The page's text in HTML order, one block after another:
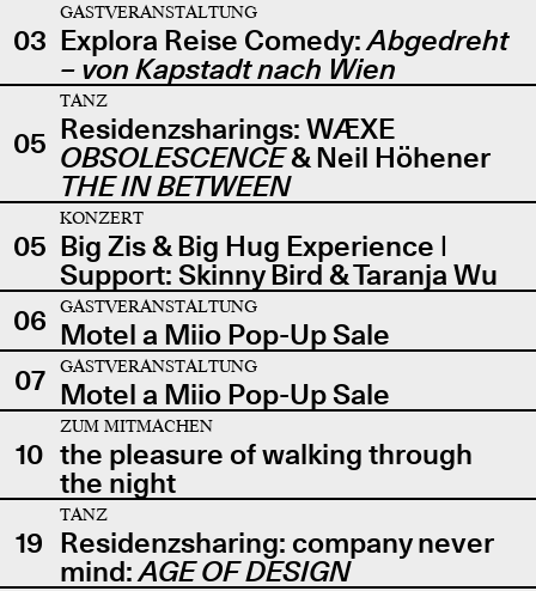
03
GASTVERANSTALTUNG
Explora Reise Comedy:Abgedreht
– von Kapstadt nach Wien
05
TANZ
Residenzsharings: WÆXE
OBSOLESCENCE& Neil Höhener
THE IN BETWEEN
05
KONZERT
Big Zis & Big Hug Experience |
Support: Skinny Bird & Taranja Wu
06
GASTVERANSTALTUNG
Motel a Miio Pop-Up Sale
07
GASTVERANSTALTUNG
Motel a Miio Pop-Up Sale
10
ZUM MITMACHEN
the pleasure of walking through
the night
19
TANZ
Residenzsharing: company never
mind:AGE OF DESIGN